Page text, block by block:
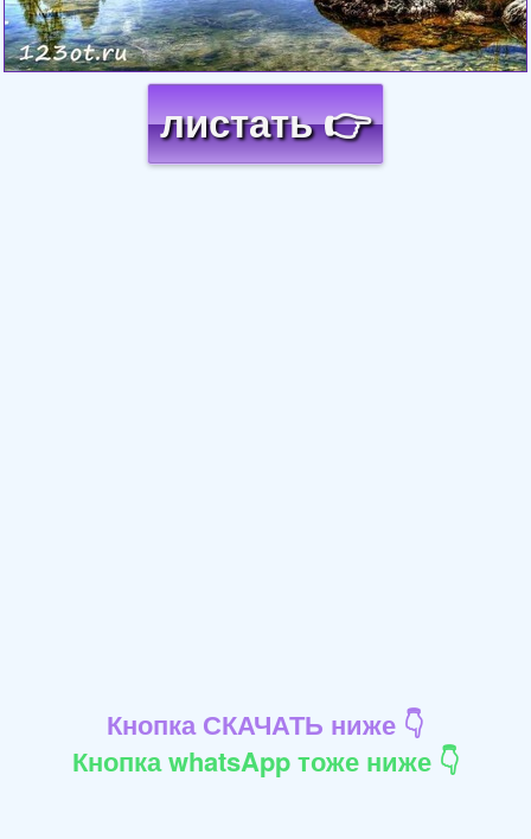
листать 👉
Кнопка СКАЧАТЬ ниже 👇
Кнопка whatsApp тоже ниже 👇